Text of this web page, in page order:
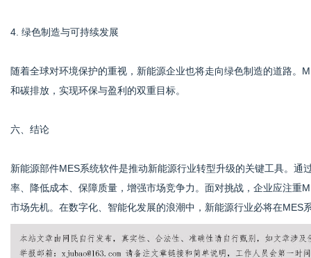
4. 绿色制造与可持续发展
随着全球对环境保护的重视，新能源企业也将走向绿色制造的道路。
和碳排放，实现环保与盈利的双重目标。
六、结论
新能源部件MES系统软件是推动新能源行业转型升级的关键工具。
率、降低成本、保障质量，增强市场竞争力。面对挑战，企业应注重
市场先机。在数字化、智能化发展的浪潮中，新能源行业必将在MES